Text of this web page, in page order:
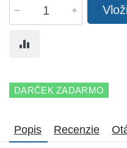
DARČEK ZADARMO
Popis Recenzie